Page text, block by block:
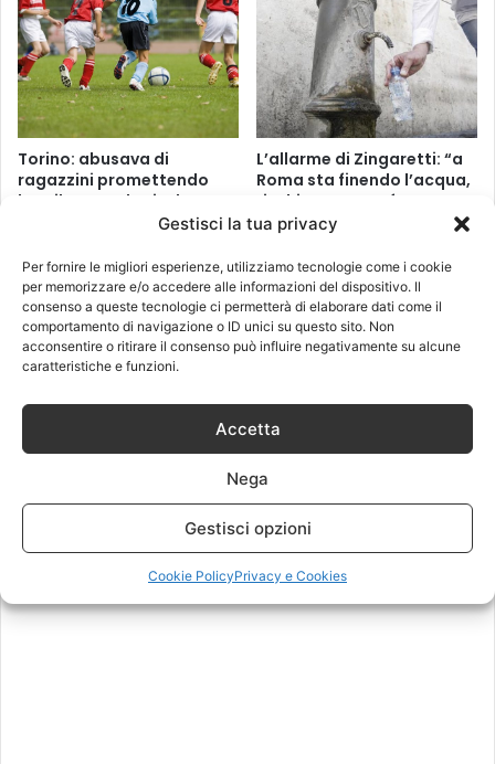
Gestisci la tua privacy
Per fornire le migliori esperienze, utilizziamo tecnologie come i cookie
per memorizzare e/o accedere alle informazioni del dispositivo. Il
consenso a queste tecnologie ci permetterà di elaborare dati come il
comportamento di navigazione o ID unici su questo sito. Non
acconsentire o ritirare il consenso può influire negativamente su alcune
caratteristiche e funzioni.
Accetta
Nega
Gestisci opzioni
Cookie PolicyPrivacy e Cookies
Torino: abusava di
ragazzini promettendo
loro il posto da titolare.
Arrestato allenatore
L’allarme di Zingaretti: “a
Roma sta finendo l’acqua,
rischio catastrofe
ambientale”
Donna 81enne violentata al
parco: caccia allo
Fiamme al Sud, sul Vesuvio
arriva l’esercito